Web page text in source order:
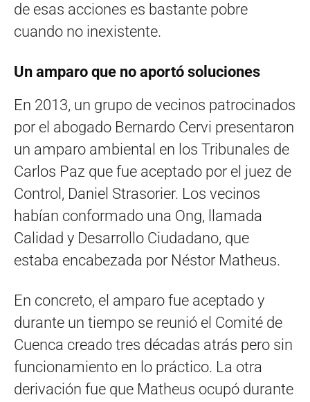
de esas acciones es bastante pobre
cuando no inexistente.
Un amparo que no aportó soluciones
En 2013, un grupo de vecinos patrocinados
por el abogado Bernardo Cervi presentaron
un amparo ambiental en los Tribunales de
Carlos Paz que fue aceptado por el juez de
Control, Daniel Strasorier. Los vecinos
habían conformado una Ong, llamada
Calidad y Desarrollo Ciudadano, que
estaba encabezada por Néstor Matheus.
En concreto, el amparo fue aceptado y
durante un tiempo se reunió el Comité de
Cuenca creado tres décadas atrás pero sin
funcionamiento en lo práctico. La otra
derivación fue que Matheus ocupó durante